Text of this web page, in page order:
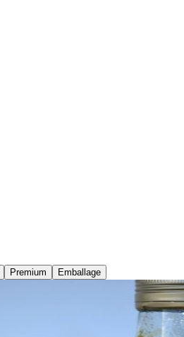
Premium Emballage